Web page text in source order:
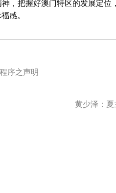
，把握好澳门特区的发展定
感。
序之声明
黄少泽：夏